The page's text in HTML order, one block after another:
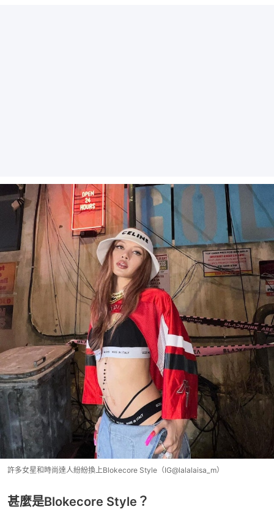
許多女星和時尚達人紛紛換上Blokecore Style（IG@lalalaisa_m）
甚麼是Blokecore Style？